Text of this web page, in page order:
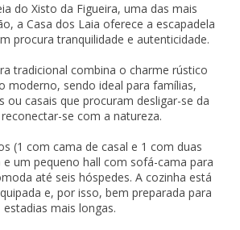
do Xisto da Figueira, uma das mais
a Casa dos Laia oferece a escapadela
procura tranquilidade e autenticidade.
tradicional combina o charme rústico
moderno, sendo ideal para famílias,
ou casais que procuram desligar-se da
se com a natureza.
(1 com cama de casal e 1 com duas
e um pequeno hall com sofá-cama para
até seis hóspedes. A cozinha está
e, por isso, bem preparada para
estadias mais longas.